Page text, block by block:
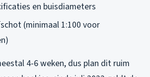
en buisdiameters
(minimaal 1:100 voor
4-6 weken, dus plan dit ruim